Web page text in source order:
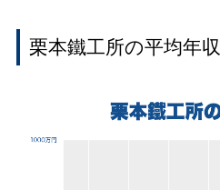
栗本鐵工所の平均年収